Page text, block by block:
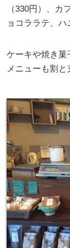
（330円）、
ョコララテ、ハ
ケーキや焼き菓
メニューも割と